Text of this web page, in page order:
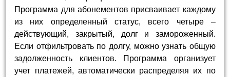
Программа для абонементов присваивает каждому
из них определенный статус, всего четыре –
действующий, закрытый, долг и замороженный.
Если отфильтровать по долгу, можно узнать общую
задолженность клиентов. Программа организует
учет платежей, автоматически распределяя их по